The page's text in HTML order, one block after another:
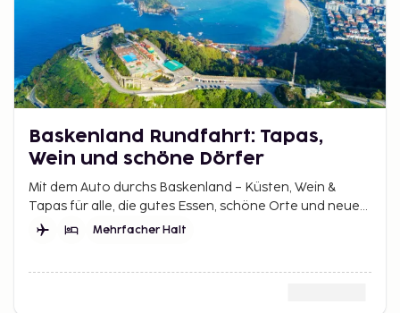
Baskenland Rundfahrt: Tapas,
Wein und schöne Dörfer
Mit dem Auto durchs Baskenland – Küsten, Wein &
Tapas für alle, die gutes Essen, schöne Orte und neue
Eindrücke lieben.Mehrfacher Halt